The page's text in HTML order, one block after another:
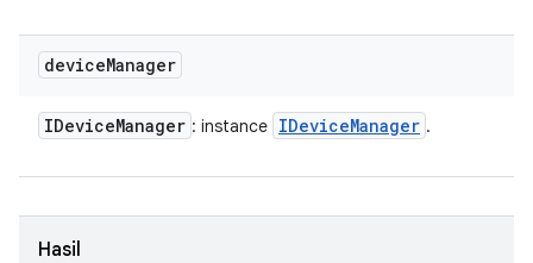
deviceManager
IDeviceManager : instance IDeviceManager .
Hasil